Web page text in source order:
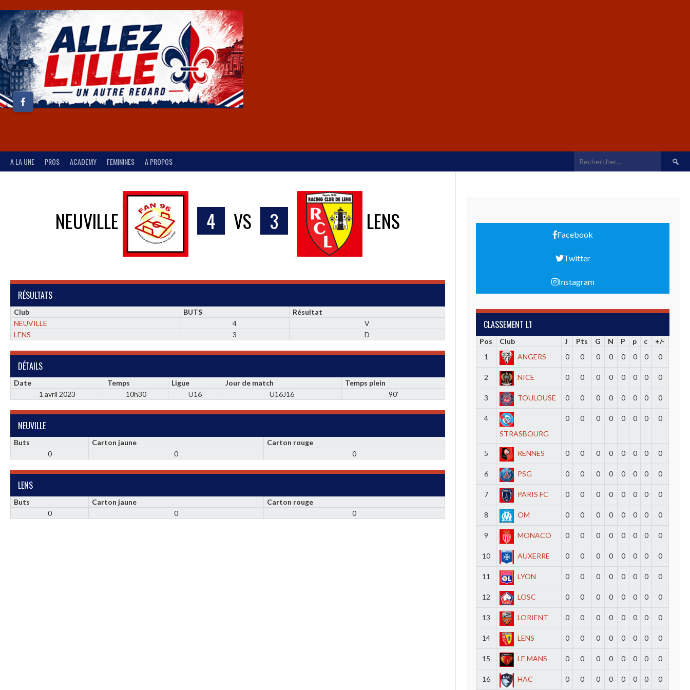
A LA UNE PROS ACADEMY FEMININES A PROPOS
NEUVILLE 4 VS 3 LENS
RÉSULTATS
Club BUTS
Résultat
NEUVILLE
4
V
LENS
3 D
DÉTAILS
Date Temps Ligue Jour de match
Temps plein
1 avril 2023
10h30 U16 U16J16 90'
NEUVILLE
Buts Carton jaune
Carton rouge
0
0 0
LENS
Buts Carton jaune
Carton rouge
0
0 0
Facebook
Twitter
Instagram
CLASSEMENT L1
Pos Club J Pts G N P p c
+/-
1
ANGERS 0 0 0 0 0 0 0 0
2 NICE 0 0 0 0 0 0 0 0
3 TOULOUSE 0 0 0 0 0 0 0 0
4
STRASBOURG
0 0 0 0 0 0 0 0
5 RENNES 0 0 0 0 0 0 0 0
6 PSG 0 0 0 0 0 0 0 0
7 PARIS FC 0 0 0 0 0 0 0 0
8 OM 0 0 0 0 0 0 0 0
9 MONACO 0 0 0 0 0 0 0 0
10 AUXERRE 0 0 0 0 0 0 0 0
11 LYON 0 0 0 0 0 0 0 0
12 LOSC 0 0 0 0 0 0 0 0
13 LORIENT 0 0 0 0 0 0 0 0
14 LENS 0 0 0 0 0 0 0 0
15 LE MANS 0 0 0 0 0 0 0 0
16 HAC 0 0 0 0 0 0 0 0